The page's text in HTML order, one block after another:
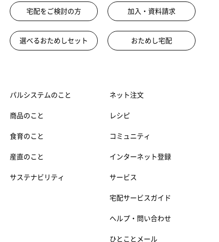
宅配をご検討の方 加入・資料請求
選べるおためしセット おためし宅配
パルシステムのこと
商品のこと
食育のこと
産直のこと
サステナビリティ
ネット注文
レシピ
コミュニティ
インターネット登録
サービス
宅配サービスガイド
ヘルプ・問い合わせ
ひとことメール